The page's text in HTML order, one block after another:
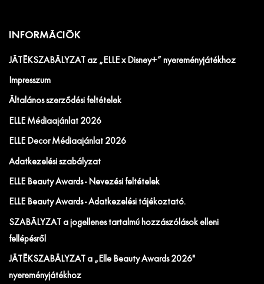
INFORMÁCIÓK
JÁTÉKSZABÁLYZAT az „ELLE x Disney+” nyereményjátékhoz
Impresszum
Általános szerződési feltételek
ELLE Médiaajánlat 2026
ELLE Decor Médiaajánlat 2026
Adatkezelési szabályzat
ELLE Beauty Awards - Nevezési feltételek
ELLE Beauty Awards - Adatkezelési tájékoztató.
SZABÁLYZAT a jogellenes tartalmú hozzászólások elleni
fellépésről
JÁTÉKSZABÁLYZAT a „Elle Beauty Awards 2026"
nyereményjátékhoz